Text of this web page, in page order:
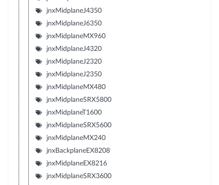
jnxMidplaneJ4350
jnxMidplaneJ6350
jnxMidplaneMX960
jnxMidplaneJ4320
jnxMidplaneJ2320
jnxMidplaneJ2350
jnxMidplaneMX480
jnxMidplaneSRX5800
jnxMidplaneT1600
jnxMidplaneSRX5600
jnxMidplaneMX240
jnxBackplaneEX8208
jnxMidplaneEX8216
jnxMidplaneSRX3600